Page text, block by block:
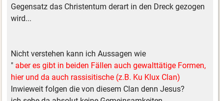
Gegensatz das Christentum derart in den Dreck gezogen
wird...
Nicht verstehen kann ich Aussagen wie
" aber es gibt in beiden Fällen auch gewalttätige Formen,
hier und da auch rassisitische (z.B. Ku Klux Clan)
Inwieweit folgen die von diesem Clan denn Jesus?